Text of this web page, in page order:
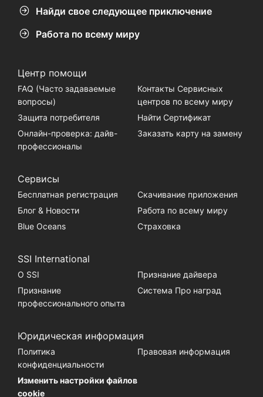
Найди свое следующее приключение
Работа по всему миру
Центр помощи
FAQ (Часто задаваемые
вопросы)
Контакты Сервисных
центров по всему миру
Защита потребителя
Найти Сертификат
Онлайн-проверка: дайв-
профессионалы
Заказать карту на замену
Сервисы
Бесплатная регистрация
Скачивание приложения
Блог & Новости
Работа по всему миру
Blue Oceans
Страховка
SSI International
О SSI
Признание дайвера
Признание
профессионального опыта
Система Про наград
Юридическая информация
Политика
конфиденциальности
Правовая информация
Изменить настройки файлов
cookie